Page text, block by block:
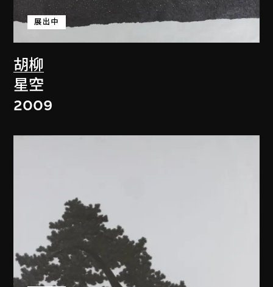
胡柳
展出中
星空
2009